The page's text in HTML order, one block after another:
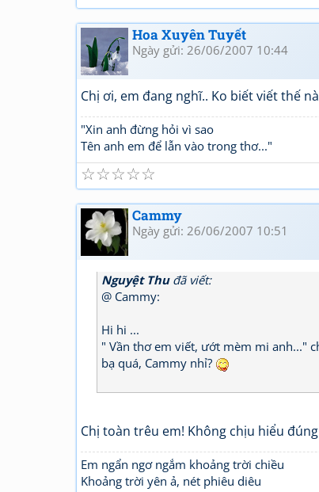
Hoa Xuyên Tuyết
Ngày gửi: 26/06/2007 10:44
Chị ơi, em đang nghĩ.. Ko biết viết thế
"Xin anh đừng hỏi vì sao
Tên anh em để lẫn vào trong thơ..."
☆
☆
☆
☆
☆
Cammy
Ngày gửi: 26/06/2007 10:51
Nguyệt Thuđã viết:
@ Cammy:
Hi hi ...
" Vần thơ em viết, ướt mèm mi anh..."
bạ quá, Cammy nhỉ?
Chị toàn trêu em! Không chịu hiểu
Em ngẩn ngơ ngắm khoảng trời chiều
Khoảng trời yên ả, nét phiêu diêu